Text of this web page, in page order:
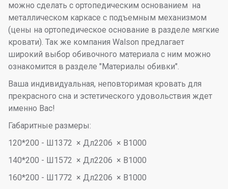
можно сделать с ортопедическим основанием на
металлическом каркасе с подъемным механизмом
(цены на ортопедическое основание в разделе мягкие
кровати). Так же компания Walson предлагает
широкий выбор обивочного материала с ним можно
ознакомится в разделе "Материалы обивки".
Ваша индивидуальная, неповторимая кровать для
прекрасного сна и эстетического удовольствия ждет
именно Вас!
Габаритные размеры:
120*200 - Ш1372 × Дл2206 × В1000
140*200 - Ш1572 × Дл2206 × В1000
160*200 - Ш1772 × Дл2206 × В1000